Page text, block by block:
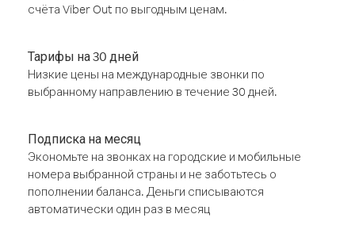
счёта Viber Out по выгодным ценам.
Тарифы на 30 дней
Низкие цены на международные звонки по
выбранному направлению в течение 30 дней.
Подписка на месяц
Экономьте на звонках на городские и мобильные
номера выбранной страны и не заботьтесь о
пополнении баланса. Деньги списываются
автоматически один раз в месяц